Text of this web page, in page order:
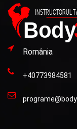
România
+40773984581